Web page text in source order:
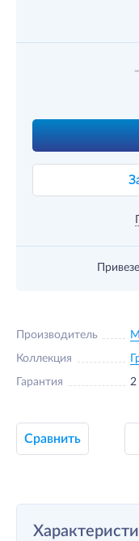
Производитель
Коллекция
Гарантия 2
Сравнить